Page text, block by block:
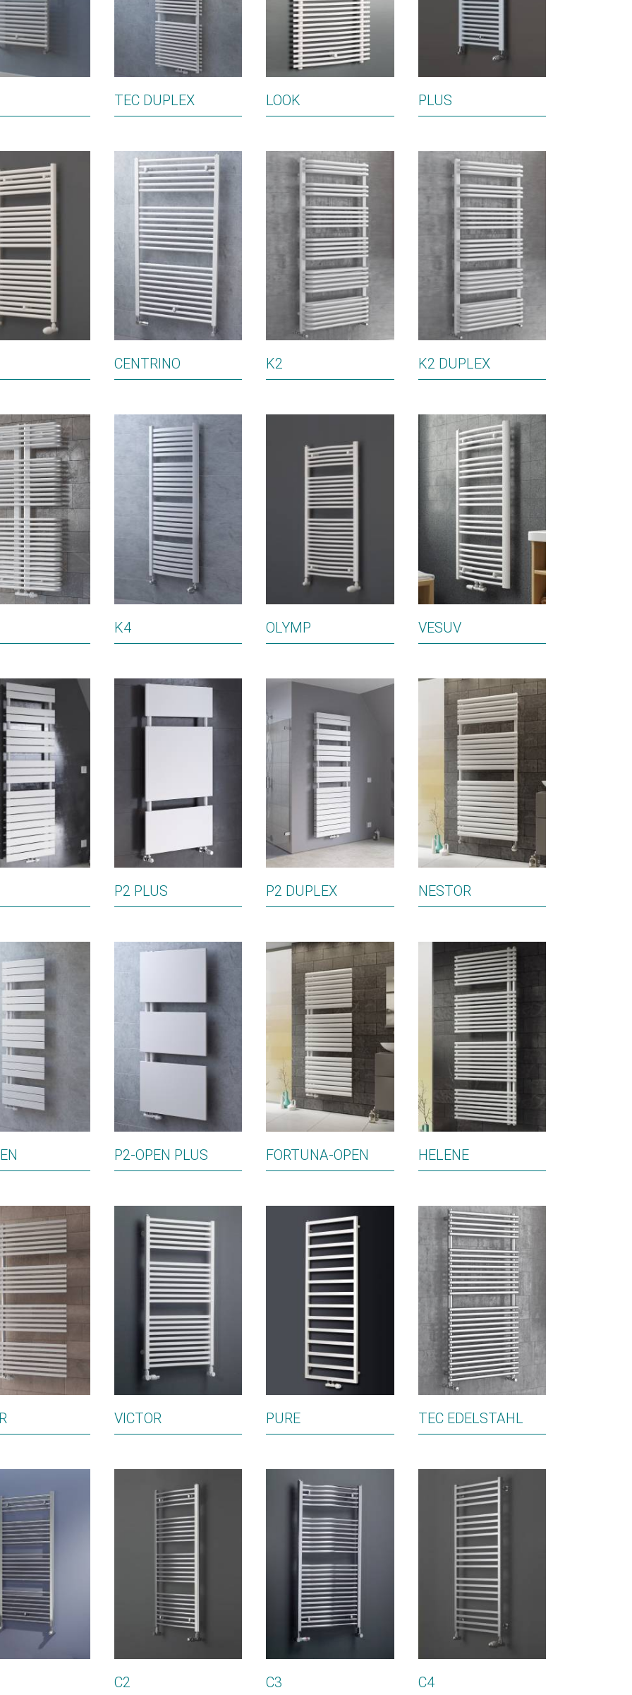
TEC DUPLEX LOOK PLUS
CENTRINO K2 K2 DUPLEX
K4 OLYMP VESUV
P2 PLUS P2 DUPLEX NESTOR
P2-OPEN PLUS FORTUNA-OPEN HELENE
VICTOR PURE TEC EDELSTAHL
C2 C3 C4